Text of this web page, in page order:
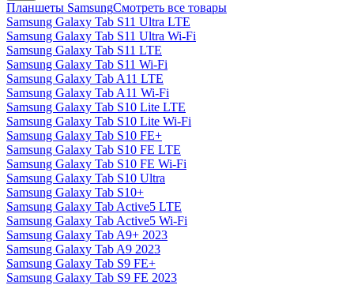
Планшеты SamsungСмотреть все товары
Samsung Galaxy Tab S11 Ultra LTE
Samsung Galaxy Tab S11 Ultra Wi-Fi
Samsung Galaxy Tab S11 LTE
Samsung Galaxy Tab S11 Wi-Fi
Samsung Galaxy Tab A11 LTE
Samsung Galaxy Tab A11 Wi-Fi
Samsung Galaxy Tab S10 Lite LTE
Samsung Galaxy Tab S10 Lite Wi-Fi
Samsung Galaxy Tab S10 FE+
Samsung Galaxy Tab S10 FE LTE
Samsung Galaxy Tab S10 FE Wi-Fi
Samsung Galaxy Tab S10 Ultra
Samsung Galaxy Tab S10+
Samsung Galaxy Tab Active5 LTE
Samsung Galaxy Tab Active5 Wi-Fi
Samsung Galaxy Tab A9+ 2023
Samsung Galaxy Tab A9 2023
Samsung Galaxy Tab S9 FE+
Samsung Galaxy Tab S9 FE 2023